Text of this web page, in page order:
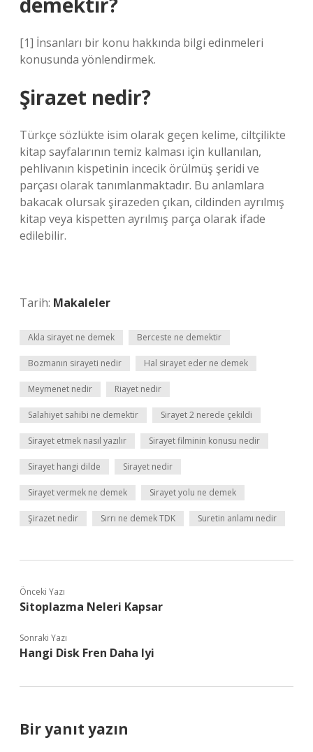
[1] İnsanları bir konu hakkında bilgi edinmeleri
konusunda yönlendirmek.
Şirazet nedir?
Türkçe sözlükte isim olarak geçen kelime, ciltçilikte
kitap sayfalarının temiz kalması için kullanılan,
pehlivanın kispetinin incecik örülmüş şeridi ve
parçası olarak tanımlanmaktadır. Bu anlamlara
bakacak olursak şirazeden çıkan, cildinden ayrılmış
kitap veya kispetten ayrılmış parça olarak ifade
edilebilir.
Tarih: Makaleler
Akla sirayet ne demek Berceste ne demektir
Bozmanın sirayeti nedir Hal sirayet eder ne demek
Meymenet nedir Riayet nedir
Salahiyet sahibi ne demektir Sirayet 2 nerede çekildi
Sirayet etmek nasıl yazılır Sirayet filminin konusu nedir
Sirayet hangi dilde Sirayet nedir
Sirayet vermek ne demek Sirayet yolu ne demek
Şirazet nedir Sırrı ne demek TDK Suretin anlamı nedir
Önceki Yazı
Sitoplazma Neleri Kapsar
Sonraki Yazı
Hangi Disk Fren Daha Iyi
Bir yanıt yazın